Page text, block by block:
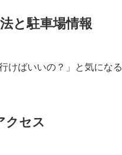
と駐車場情報
けばいいの？」と気にな
クセス